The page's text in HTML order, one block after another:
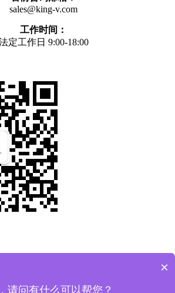
sales@king-v.com
工作时间：
定工作日 9:00-18:00
×
请问有什么可以帮您？